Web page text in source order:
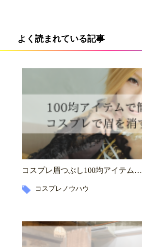
よく読まれている記事
コスプレ眉つぶし100均アイテム…
コスプレノウハウ